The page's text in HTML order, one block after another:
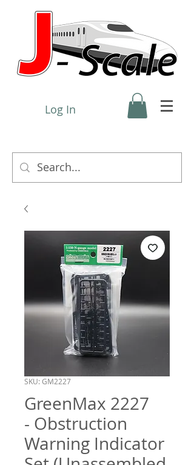
Log In
SKU: GM2227
GreenMax 2227
- Obstruction
Warning Indicator